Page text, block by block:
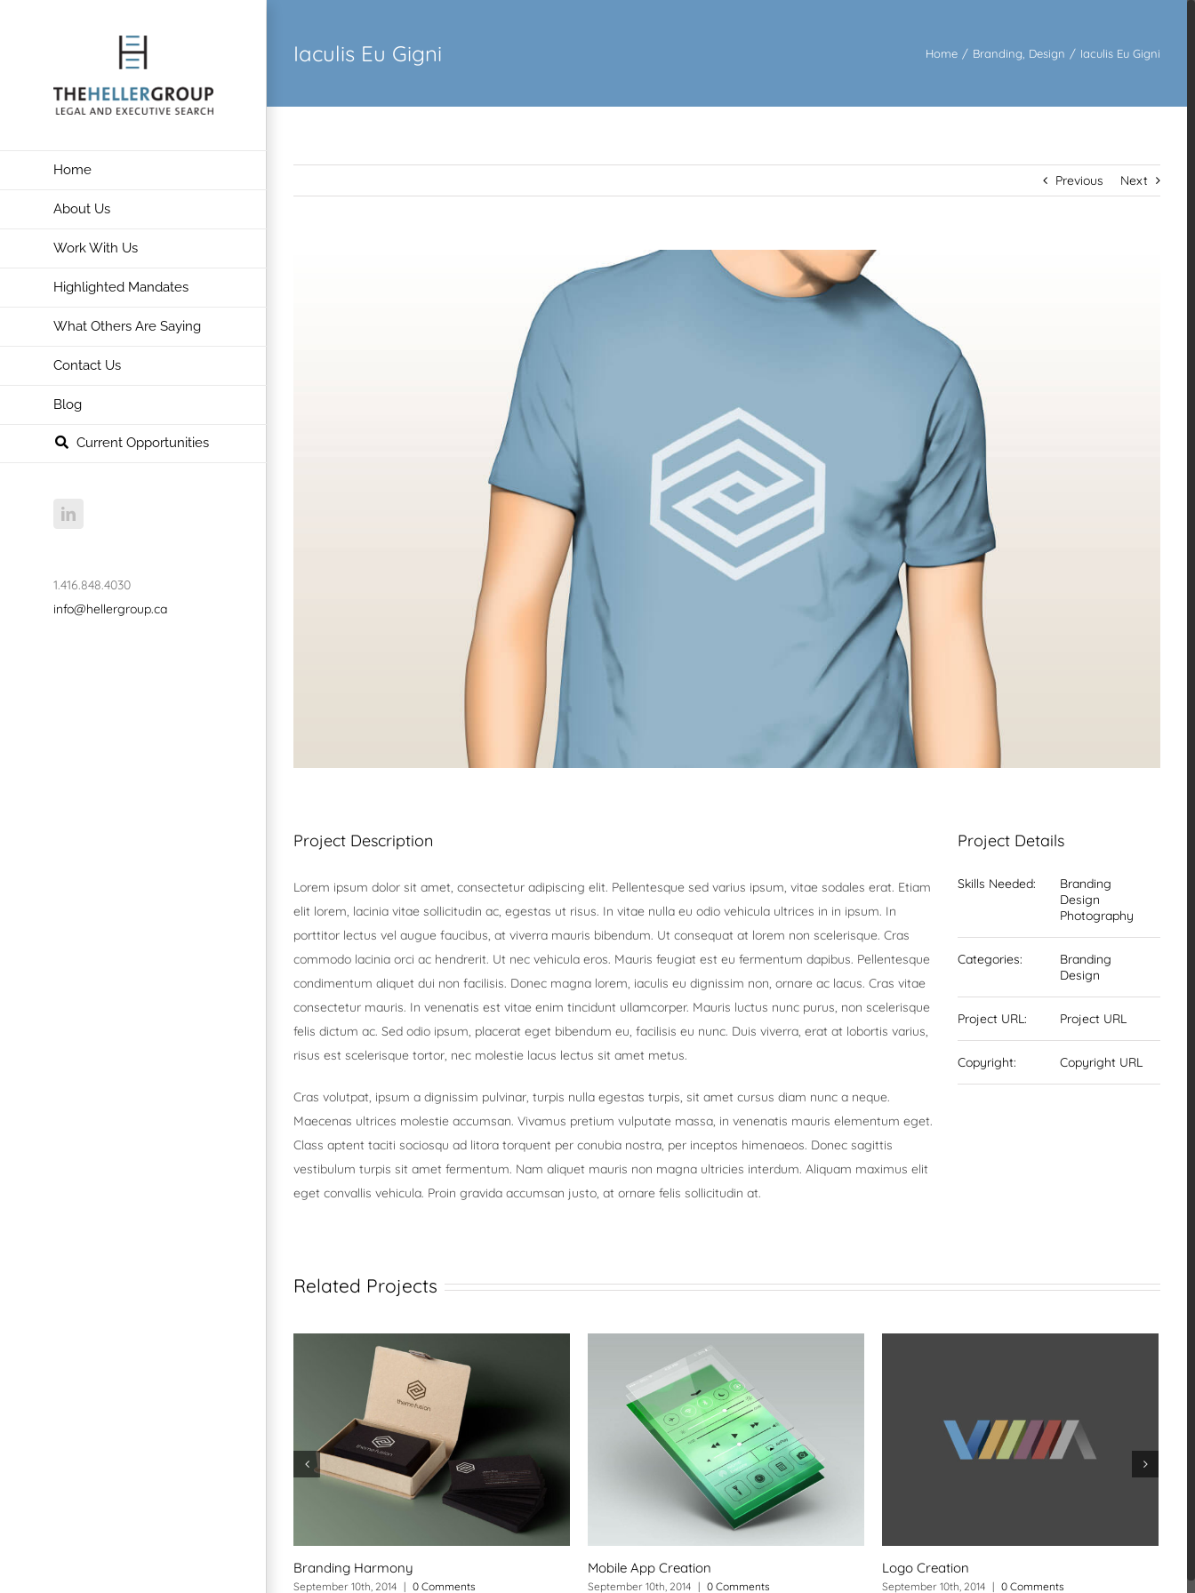
Home
About Us
Work With Us
Highlighted Mandates
What Others Are Saying
Contact Us
Blog
Current Opportunities
LinkedIn
1.416.848.4030
info@hellergroup.ca
Iaculis Eu Gigni Home / Branding Design / Iaculis Eu Gigni
Previous Next
Project Description
Lorem ipsum dolor sit amet, consectetur adipiscing elit. Pellentesque sed varius ipsum, vitae sodales erat. Etiam
elit lorem, lacinia vitae sollicitudin ac, egestas ut risus. In vitae nulla eu odio vehicula ultrices in in ipsum. In
porttitor lectus vel augue faucibus, at viverra mauris bibendum. Ut consequat at lorem non scelerisque. Cras
commodo lacinia orci ac hendrerit. Ut nec vehicula eros. Mauris feugiat est eu fermentum dapibus. Pellentesque
condimentum aliquet dui non facilisis. Donec magna lorem, iaculis eu dignissim non, ornare ac lacus. Cras vitae
consectetur mauris. In venenatis est vitae enim tincidunt ullamcorper. Mauris luctus nunc purus, non scelerisque
felis dictum ac. Sed odio ipsum, placerat eget bibendum eu, facilisis eu nunc. Duis viverra, erat at lobortis varius,
risus est scelerisque tortor, nec molestie lacus lectus sit amet metus.
Cras volutpat, ipsum a dignissim pulvinar, turpis nulla egestas turpis, sit amet cursus diam nunc a neque.
Maecenas ultrices molestie accumsan. Vivamus pretium vulputate massa, in venenatis mauris elementum eget.
Class aptent taciti sociosqu ad litora torquent per conubia nostra, per inceptos himenaeos. Donec sagittis
vestibulum turpis sit amet fermentum. Nam aliquet mauris non magna ultricies interdum. Aliquam maximus elit
eget convallis vehicula. Proin gravida accumsan justo, at ornare felis sollicitudin at.
Project Details
Skills Needed:
Branding
Design
Photography
Categories:
Branding
Design
Project URL: Project URL
Copyright: Copyright URL
Related Projects
Branding Harmony
September 10th, 2014 | 0 Comments
Mobile App Creation
September 10th, 2014 | 0 Comments
Logo Creation
September 10th, 2014 | 0 Comments